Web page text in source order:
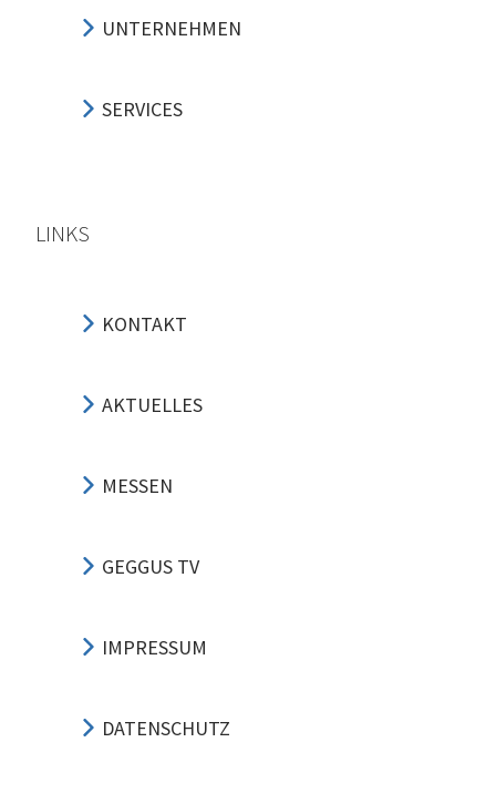
UNTERNEHMEN
SERVICES
LINKS
KONTAKT
AKTUELLES
MESSEN
GEGGUS TV
IMPRESSUM
DATENSCHUTZ